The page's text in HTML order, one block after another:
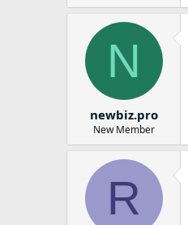
N
newbiz.pro
New Member
R